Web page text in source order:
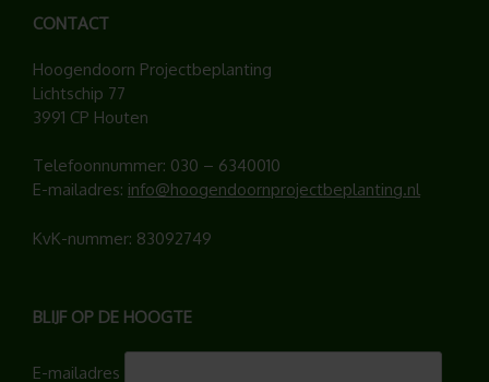
CONTACT
Hoogendoorn Projectbeplanting
Lichtschip 77
3991 CP Houten
Telefoonnummer: 030 – 6340010
E-mailadres: info@hoogendoornprojectbeplanting.nl
KvK-nummer: 83092749
BLIJF OP DE HOOGTE
E-mailadres